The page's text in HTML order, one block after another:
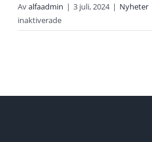
Avalfaadmin | 3 juli, 2024 | Nyheter
inaktiveradeför
Alfa-